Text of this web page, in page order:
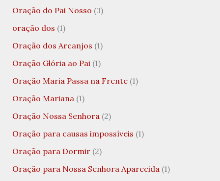
Oração do Pai Nosso (3)
oração dos (1)
Oração dos Arcanjos (1)
Oração Glória ao Pai(1)
Oração Maria Passa na Frente(1)
Oração Mariana(1)
Oração Nossa Senhora(2)
Oração para causas impossíveis (1)
Oração para Dormir(2)
Oração para Nossa Senhora Aparecida(1)